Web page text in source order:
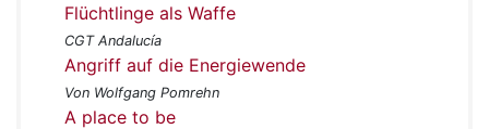
Flüchtlinge als Waffe
CGT Andalucía
Angriff auf die Energiewende
Von Wolfgang Pomrehn
A place to be